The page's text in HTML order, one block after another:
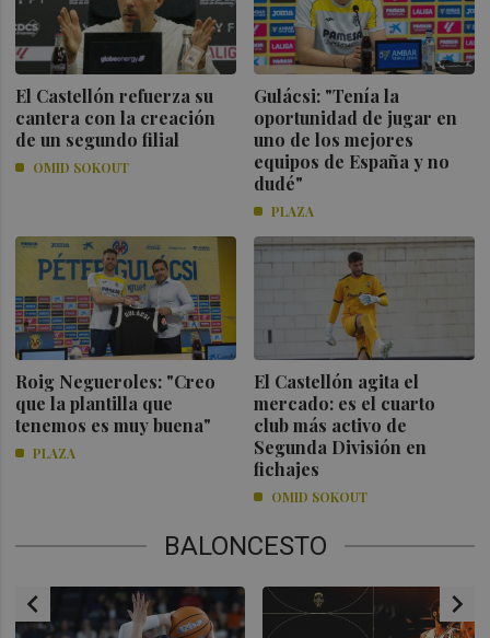
El Castellón refuerza su
cantera con la creación
de un segundo filial
OMID SOKOUT
Gulácsi: "Tenía la
oportunidad de jugar en
uno de los mejores
equipos de España y no
dudé"
PLAZA
Roig Negueroles: "Creo
que la plantilla que
tenemos es muy buena"
PLAZA
El Castellón agita el
mercado: es el cuarto
club más activo de
Segunda División en
fichajes
OMID SOKOUT
BALONCESTO
chevron_left chevron_right